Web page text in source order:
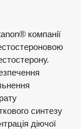
компанії
синтезу
діючої